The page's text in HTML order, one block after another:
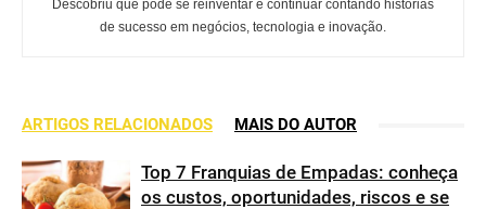
Descobriu que pode se reinventar e continuar contando histórias
de sucesso em negócios, tecnologia e inovação.
ARTIGOS RELACIONADOS MAIS DO AUTOR
Top 7 Franquias de Empadas: conheça
os custos, oportunidades, riscos e se